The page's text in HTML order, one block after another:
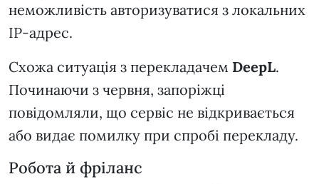
неможливість авторизуватися з локальних
IP-адрес.
Схожа ситуація з перекладачем DeepL.
Починаючи з червня, запоріжці
повідомляли, що сервіс не відкривається
або видає помилку при спробі перекладу.
Робота й фріланс